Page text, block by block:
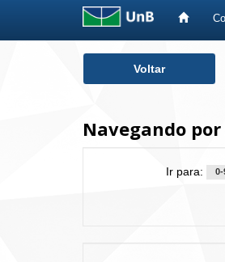
Voltar
Navegando
Ir para: 0-